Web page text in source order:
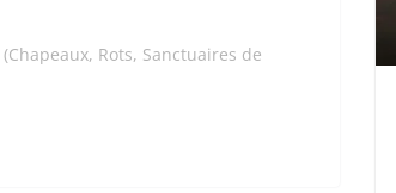
Rots, Sanctuaires de